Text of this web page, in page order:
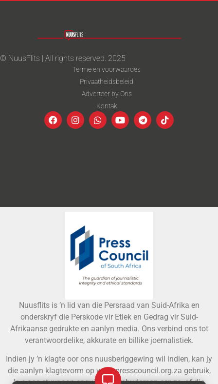
© NuusFlits | All rights reserved. 2025
Terme en voorwaardes
Privaatheidsbeleid
Adverteer by Ons
Kontak
Nuusflits is ’n lid van die Persraad van Suid-Afrika en
onderskryf die Perskode vir Etiek en Gedrag vir Suid-
Afrikaanse gedrukte en aanlyn media. Ons verbind ons tot
verantwoordelike, akkurate en billike joernalistiek.
Indien jy ’n klagte oor ons nuusberiggewing wil indien, kan jy
die aanlyn klagtevorm op www.presscouncil.org.za gebruik,